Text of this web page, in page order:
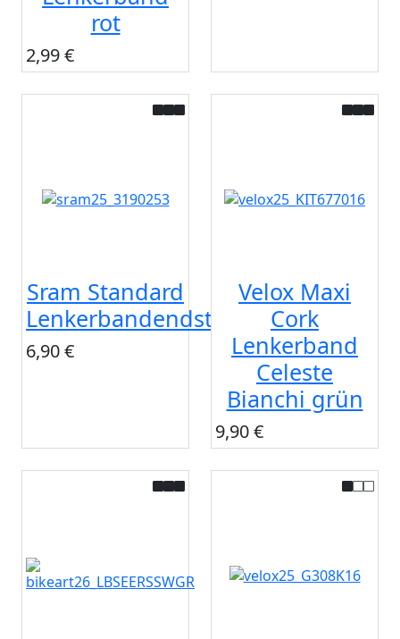
rot
2,99 €
Sram Standard
Lenkerbandendstopfen
6,90 €
Velox Maxi
Cork
Lenkerband
Celeste
Bianchi grün
9,90 €